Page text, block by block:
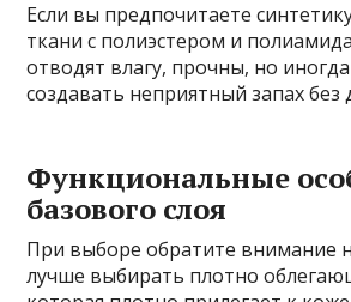
Если вы предпочитаете
ткани с полиэстером и
отводят влагу, прочны, но
создавать неприятный запах без
Функциональные
базового слоя
При выборе обратите внимание
лучше выбирать плотно